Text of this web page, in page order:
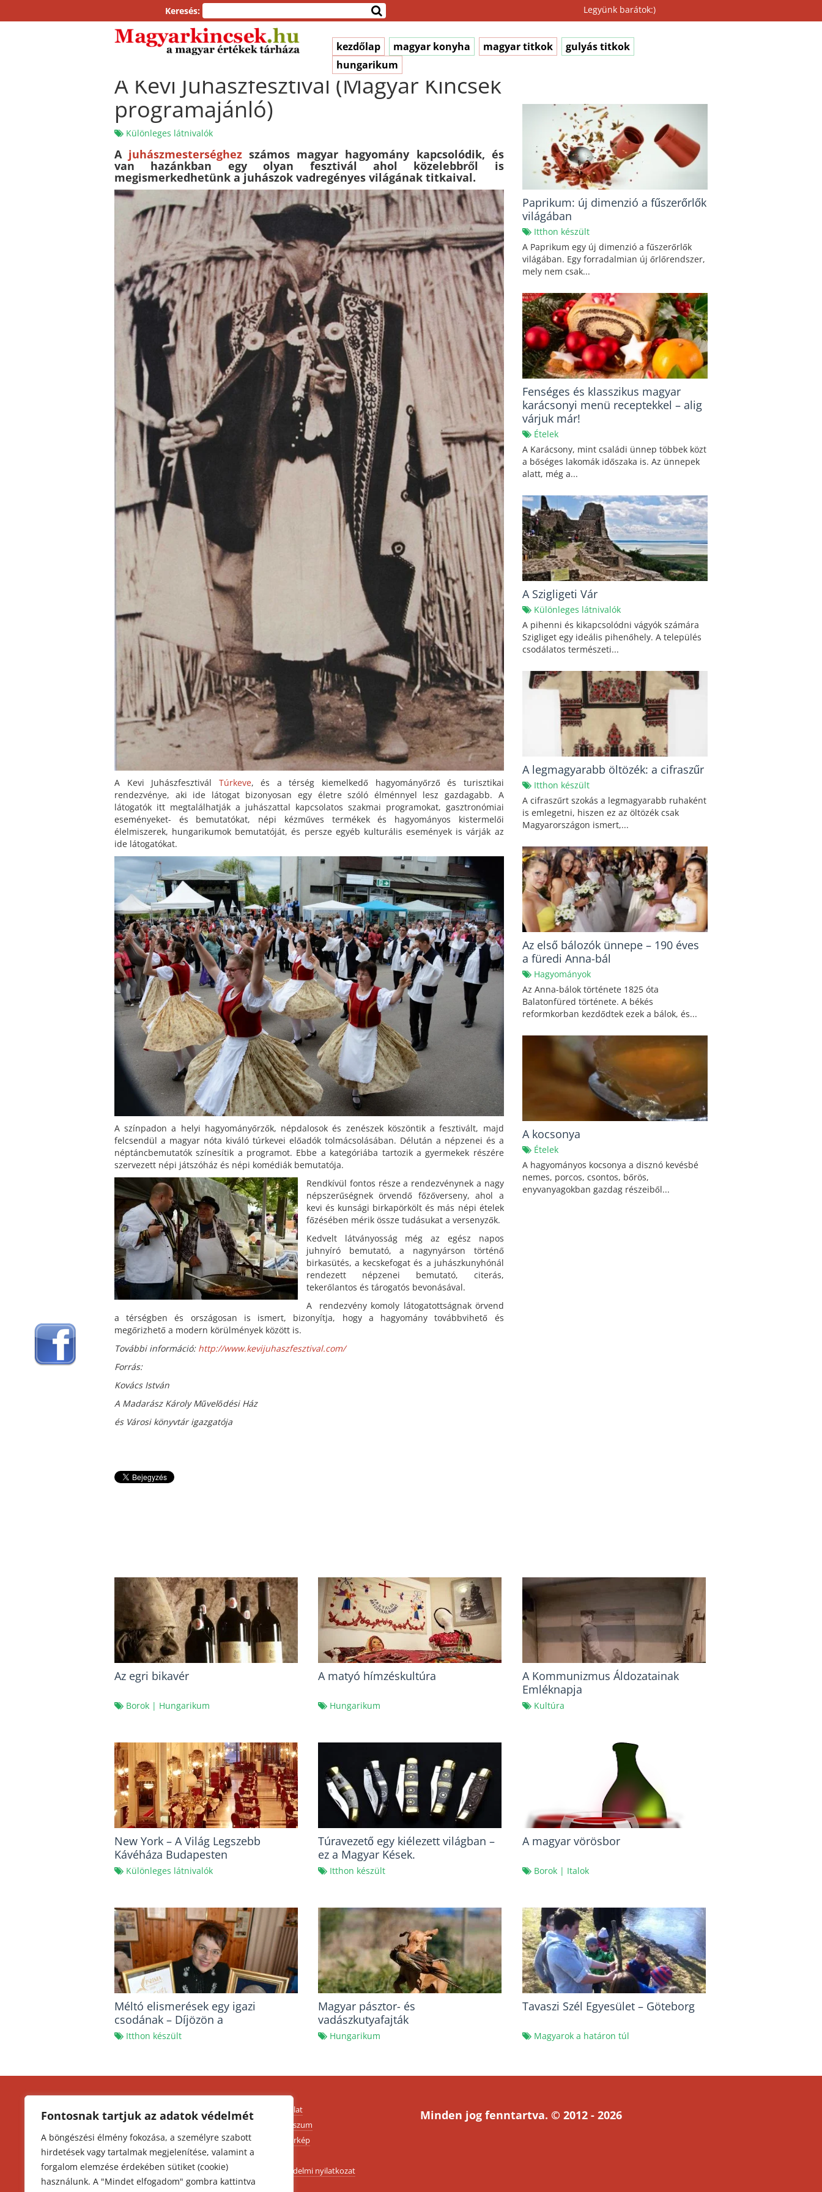
Fontosnak tartjuk az adatok védelmét
A böngészési élmény fokozása, a személyre szabott
hirdetések vagy tartalmak megjelenítése, valamint a
forgalom elemzése érdekében sütiket (cookie)
használunk. A "Mindet elfogadom" gombra kattintva
Keresés: Legyünk barátok:)
kezdőlap magyar konyha magyar titkok
gulyás titkok
hungarikum
A Kevi Juhászfesztivál (Magyar Kincsek
programajánló)
Különleges látnivalók
A juhászmesterséghez számos magyar hagyomány kapcsolódik, és
van hazánkban egy olyan fesztivál ahol közelebbről is
megismerkedhetünk a juhászok vadregényes világának titkaival.
A Kevi Juhászfesztivál Túrkeve, és a térség kiemelkedő hagyományőrző és turisztikai
rendezvénye, aki ide látogat bizonyosan egy életre szóló élménnyel lesz gazdagabb. A
látogatók itt megtalálhatják a juhászattal kapcsolatos szakmai programokat, gasztronómiai
eseményeket- és bemutatókat, népi kézműves termékek és hagyományos kistermelői
élelmiszerek, hungarikumok bemutatóját, és persze egyéb kulturális események is várják az
ide látogatókat.
A színpadon a helyi hagyományőrzők, népdalosok és zenészek köszöntik a fesztivált, majd
felcsendül a magyar nóta kiváló túrkevei előadók tolmácsolásában. Délután a népzenei és a
néptáncbemutatók színesítik a programot. Ebbe a kategóriába tartozik a gyermekek részére
szervezett népi játszóház és népi komédiák bemutatója.
Rendkívül fontos része a rendezvénynek a nagy
népszerűségnek örvendő főzőverseny, ahol a
kevi és kunsági birkapörkölt és más népi ételek
főzésében mérik össze tudásukat a versenyzők.
Kedvelt látványosság még az egész napos
juhnyíró bemutató, a nagynyárson történő
birkasütés, a kecskefogat és a juhászkunyhónál
rendezett népzenei bemutató, citerás,
tekerőlantos és tárogatós bevonásával.
A rendezvény komoly látogatottságnak örvend
a térségben és országosan is ismert, bizonyítja, hogy a hagyomány továbbvihető és
megőrizhető a modern körülmények között is.
További információ: http://www.kevijuhaszfesztival.com/
Forrás:
Kovács István
A Madarász Károly Művelődési Ház
és Városi könyvtár igazgatója
Paprikum: új dimenzió a fűszerőrlők
világában
Itthon készült
A Paprikum egy új dimenzió a fűszerőrlők
világában. Egy forradalmian új őrlőrendszer,
mely nem csak...
Fenséges és klasszikus magyar
karácsonyi menü receptekkel – alig
várjuk már!
Ételek
A Karácsony, mint családi ünnep többek közt
a bőséges lakomák időszaka is. Az ünnepek
alatt, még a...
A Szigligeti Vár
Különleges látnivalók
A pihenni és kikapcsolódni vágyók számára
Szigliget egy ideális pihenőhely. A település
csodálatos természeti...
A legmagyarabb öltözék: a cifraszűr
Itthon készült
A cifraszűrt szokás a legmagyarabb ruhaként
is emlegetni, hiszen ez az öltözék csak
Magyarországon ismert,...
Az első bálozók ünnepe – 190 éves
a füredi Anna-bál
Hagyományok
Az Anna-bálok története 1825 óta
Balatonfüred története. A békés
reformkorban kezdődtek ezek a bálok, és...
A kocsonya
Ételek
A hagyományos kocsonya a disznó kevésbé
nemes, porcos, csontos, bőrös,
enyvanyagokban gazdag részeiből...
Az egri bikavér
Borok | Hungarikum
A matyó hímzéskultúra
Hungarikum
A Kommunizmus Áldozatainak
Emléknapja
Kultúra
New York – A Világ Legszebb
Kávéháza Budapesten
Különleges látnivalók
Túravezető egy kiélezett világban –
ez a Magyar Kések.
Itthon készült
A magyar vörösbor
Borok| Italok
Méltó elismerések egy igazi
csodának – Díjözön a
tojáskirálynőnél
Itthon készült
Magyar pásztor- és
vadászkutyafajták
Hungarikum
Tavaszi Szél Egyesület – Göteborg
Magyarok a határon túl
KEZDŐLAP
MAGYAR KONYHA
MAGYAR TITKOK
GULYÁS TITKOK
Kapcsolat
Impresszum
Oldaltérkép
Adatvédelmi nyilatkozat
Minden jog fenntartva. © 2012 - 2026